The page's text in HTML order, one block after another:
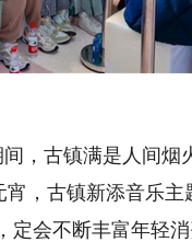
，古镇满是人间烟
，古镇新添音乐主
定会不断丰富年轻